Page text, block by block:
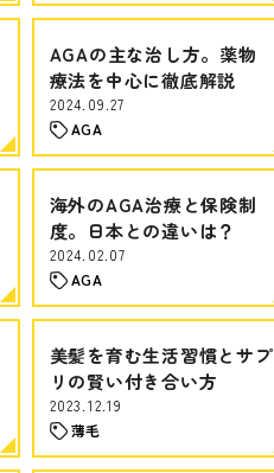
AGAの主な治し方。薬物
療法を中心に徹底解説
2024.09.27
AGA
海外のAGA治療と保険制
度。日本との違いは？
2024.02.07
AGA
美髪を育む生活習慣とサプ
リの賢い付き合い方
2023.12.19
薄毛